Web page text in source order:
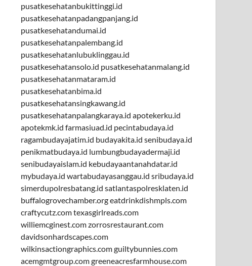
pusatkesehatanbukittinggi.id
pusatkesehatanpadangpanjang.id
pusatkesehatandumai.id
pusatkesehatanpalembang.id
pusatkesehatanlubuklinggau.id
pusatkesehatansolo.id pusatkesehatanmalang.id
pusatkesehatanmataram.id
pusatkesehatanbima.id
pusatkesehatansingkawang.id
pusatkesehatanpalangkaraya.id apotekerku.id
apotekmk.id farmasiuad.id pecintabudaya.id
ragambudayajatim.id budayakita.id senibudaya.id
penikmatbudaya.id lumbungbudayadermaji.id
senibudayaislam.id kebudayaantanahdatar.id
mybudaya.id wartabudayasanggau.id sribudaya.id
simerdupolresbatang.id satlantaspolresklaten.id
buffalogrovechamber.orgeatdrinkdishmpls.com
craftycutz.comtexasgirlreads.com
williemcginest.comzorrosrestaurant.com
davidsonhardscapes.com
wilkinsactiongraphics.comguiltybunnies.com
acemgmtgroup.comgreeneacresfarmhouse.com